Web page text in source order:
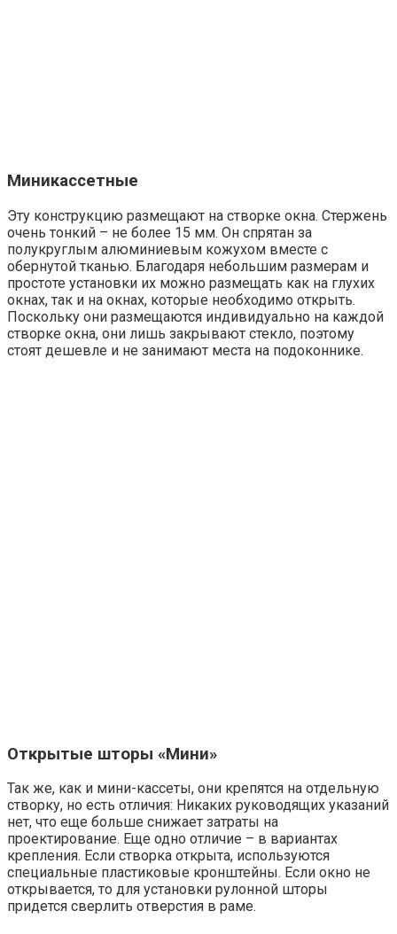
Миникассетные
Эту конструкцию размещают на створке окна. Стержень
очень тонкий – не более 15 мм. Он спрятан за
полукруглым алюминиевым кожухом вместе с
обернутой тканью. Благодаря небольшим размерам и
простоте установки их можно размещать как на глухих
окнах, так и на окнах, которые необходимо открыть.
Поскольку они размещаются индивидуально на каждой
створке окна, они лишь закрывают стекло, поэтому
стоят дешевле и не занимают места на подоконнике.
Открытые шторы «Мини»
Так же, как и мини-кассеты, они крепятся на отдельную
створку, но есть отличия: Никаких руководящих указаний
нет, что еще больше снижает затраты на
проектирование. Еще одно отличие – в вариантах
крепления. Если створка открыта, используются
специальные пластиковые кронштейны. Если окно не
открывается, то для установки рулонной шторы
придется сверлить отверстия в раме.